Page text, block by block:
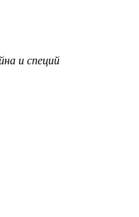
и специй